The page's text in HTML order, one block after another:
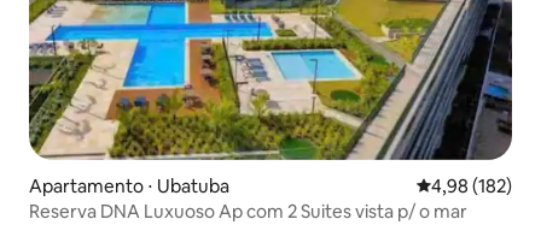
Apartamento ⋅ Ubatuba 4,98 de uma
4,98 (182)
Reserva DNA Luxuoso Ap com 2 Suites vista p/ o mar